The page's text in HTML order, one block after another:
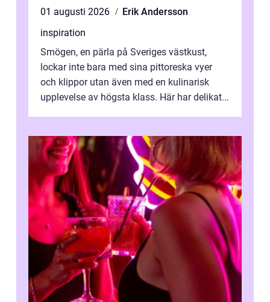
01 augusti 2026
Erik Andersson
inspiration
Smögen, en pärla på Sveriges västkust,
lockar inte bara med sina pittoreska vyer
och klippor utan även med en kulinarisk
upplevelse av högsta klass. Här har delikat...